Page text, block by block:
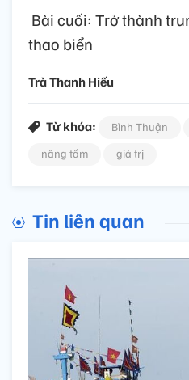
Bài cuối: Trở thành
thao biển
Trà Thanh Hiếu
Từ khóa: Bình Thuận
nâng tầm
giá trị
Tin liên quan